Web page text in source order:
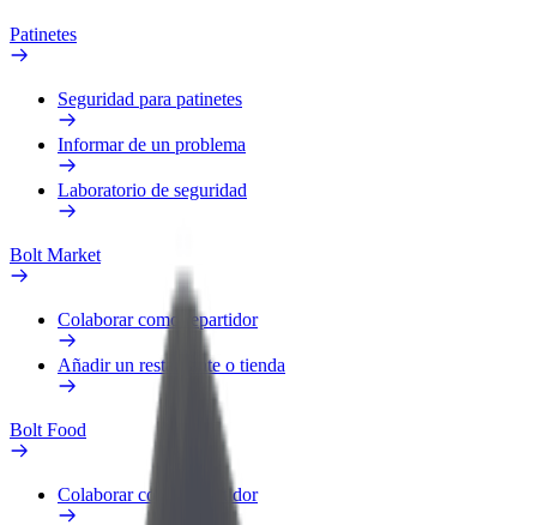
Patinetes
Seguridad para patinetes
Informar de un problema
Laboratorio de seguridad
Bolt Market
Colaborar como repartidor
Añadir un restaurante o tienda
Bolt Food
Colaborar como repartidor